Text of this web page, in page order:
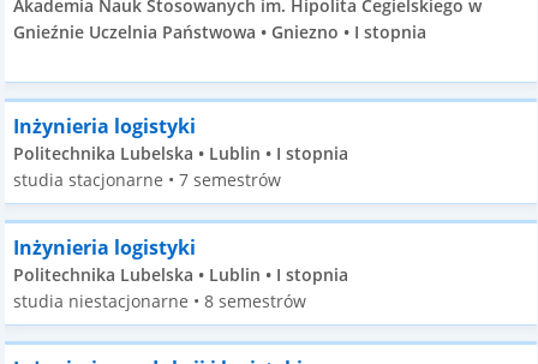
Akademia Nauk Stosowanych im. Hipolita Cegielskiego w
Gnieźnie Uczelnia Państwowa • Gniezno • I stopnia
Inżynieria logistyki
Politechnika Lubelska • Lublin • I stopnia
studia stacjonarne • 7 semestrów
Inżynieria logistyki
Politechnika Lubelska • Lublin • I stopnia
studia niestacjonarne • 8 semestrów